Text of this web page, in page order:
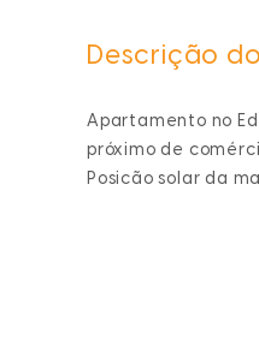
Descrição
Apartamento no
próximo de
Posicão solar da